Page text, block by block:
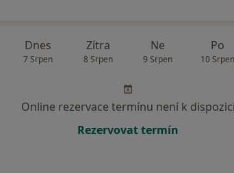
Dnes
7 Srpen
Zítra
8 Srpen
Ne
9 Srpen
Po
10 Srpen
Online rezervace termínu není k dispozici
Rezervovat termín